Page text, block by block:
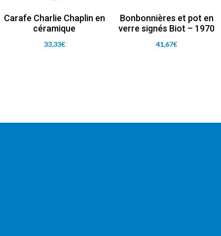
Carafe Charlie Chaplin en
céramique
33,33€
Bonbonnières et pot en
verre signés Biot – 1970
41,67€